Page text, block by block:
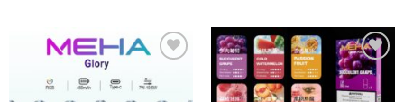
wishlist
Add to
wishlist